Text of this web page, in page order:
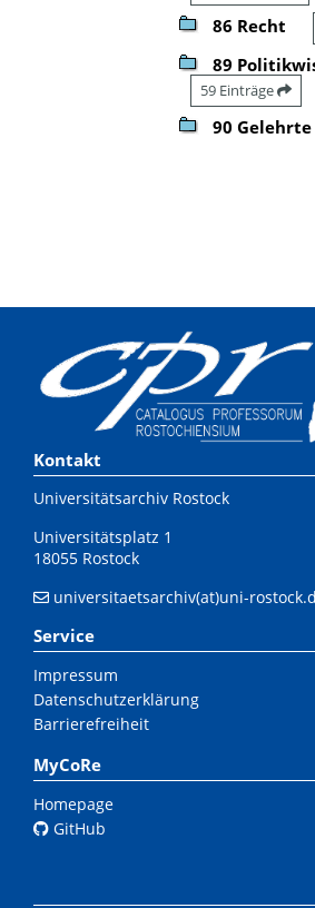
86 Recht
89
59 Einträge
90 Gelehrte
Kontakt
Universitätsarchiv Rostock
Universitätsplatz 1
18055 Rostock
universitaetsarchiv(at)uni-
Service
Impressum
Datenschutzerklärung
Barrierefreiheit
MyCoRe
Homepage
GitHub